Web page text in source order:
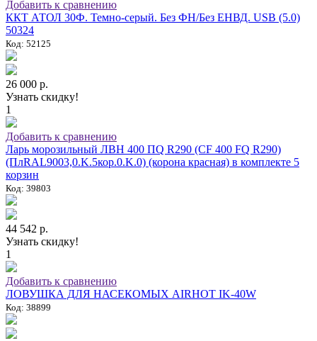
Добавить к сравнению
ККТ АТОЛ 30Ф. Темно-серый. Без ФН/Без ЕНВД. USB (5.0)
50324
Код: 52125
26 000 р.
Узнать скидку!
1
Добавить к сравнению
Ларь морозильный ЛВН 400 ПQ R290 (СF 400 FQ R290)
(ПлRAL9003,0.K.5кор.0.K.0) (корона красная) в комплекте 5
корзин
Код: 39803
44 542 р.
Узнать скидку!
1
Добавить к сравнению
ЛОВУШКА ДЛЯ НАСЕКОМЫХ AIRHOT IK-40W
Код: 38899